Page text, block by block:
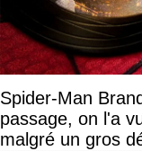
Spider-Man
passage, on l'a
malgré un gros